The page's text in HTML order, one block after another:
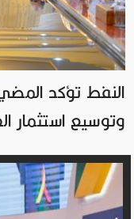
النفط تؤكد
وتوسيع استثمار